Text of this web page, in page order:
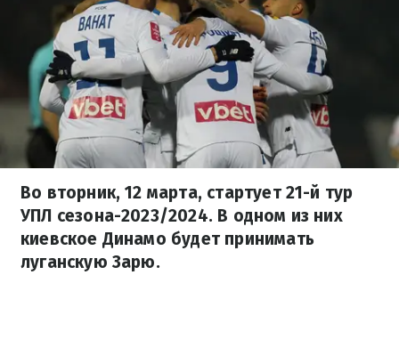
Во вторник, 12 марта, стартует 21-й тур
УПЛ сезона-2023/2024. В одном из них
киевское Динамо будет принимать
луганскую Зарю.